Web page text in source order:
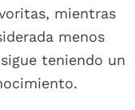
mientras
menos
teniendo un